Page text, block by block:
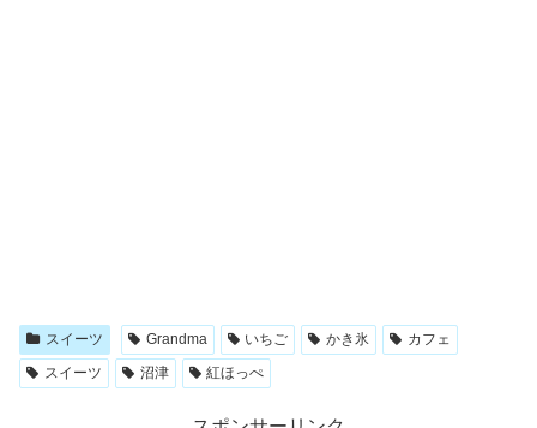
スイーツ Grandma いちご かき氷
カフェ
スイーツ
沼津 紅ほっぺ